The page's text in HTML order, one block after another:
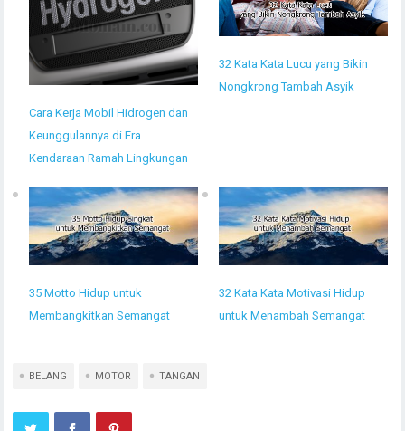
Cara Kerja Mobil Hidrogen dan
Keunggulannya di Era
Kendaraan Ramah Lingkungan
32 Kata Kata Lucu yang Bikin
Nongkrong Tambah Asyik
35 Motto Hidup untuk
Membangkitkan Semangat
32 Kata Kata Motivasi Hidup
untuk Menambah Semangat
BELANG MOTOR TANGAN